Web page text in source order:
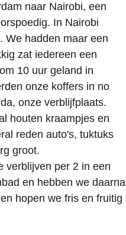
naar Nairobi, een
In Nairobi
We hadden maar een
zat iedereen een
10 uur geland in
onze koffers in no
onze verblijfplaats.
houten kraampjes en
reden auto's, tuktuks
groot.
verblijven per 2 in een
en hebben we daarna
hopen we fris en fruitig